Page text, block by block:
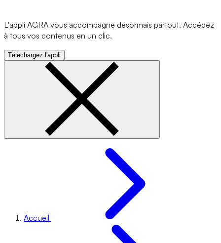
L'appli AGRA vous accompagne désormais partout. Accédez
à tous vos contenus en un clic.
Téléchargez l'appli
Accueil